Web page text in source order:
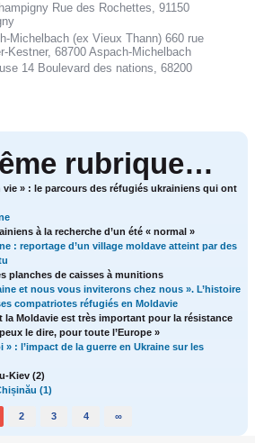
Rue des Rochettes, 91150
Michelbach (ex Vieux Thann) 660 rue
Kestner, 68700 Aspach-Michelbach
14 Boulevard des nations, 68200
rubrique…
vie » : le parcours des réfugiés ukrainiens qui ont
à la recherche d’un été « normal »
: reportage d’un village moldave atteint par des
planches de caisses à munitions
et nous vous inviterons chez nous ». L’histoire
compatriotes réfugiés en Moldavie
la Moldavie est très important pour la résistance
le dire, pour toute l’Europe »
: l’impact de la guerre en Ukraine sur les
Kiev (2)
(1)
2 3 4 ∞